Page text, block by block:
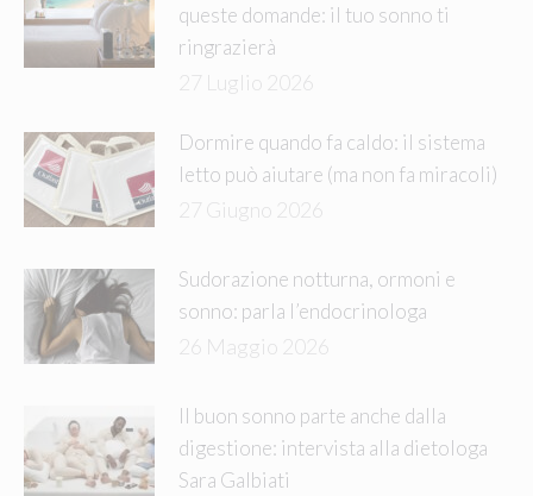
queste domande: il tuo sonno ti
ringrazierà
27 Luglio 2026
Dormire quando fa caldo: il sistema
letto può aiutare (ma non fa miracoli)
27 Giugno 2026
Sudorazione notturna, ormoni e
sonno: parla l’endocrinologa
26 Maggio 2026
Il buon sonno parte anche dalla
digestione: intervista alla dietologa
Sara Galbiati